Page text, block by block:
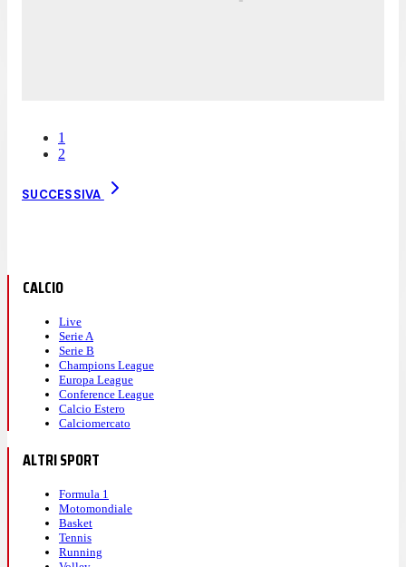
1
2
SUCCESSIVA
CALCIO
Live
Serie A
Serie B
Champions League
Europa League
Conference League
Calcio Estero
Calciomercato
ALTRI SPORT
Formula 1
Motomondiale
Basket
Tennis
Running